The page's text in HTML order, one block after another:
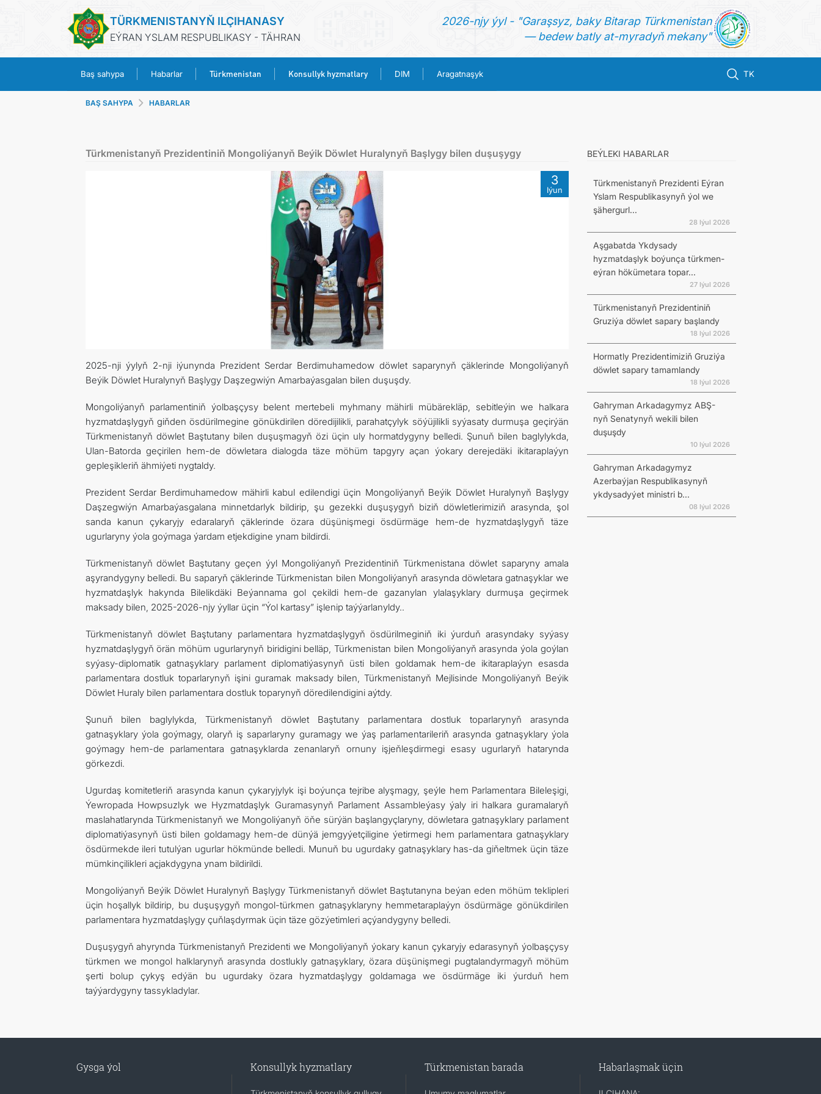
TÜRKMENISTANYŇ ILÇIHANASY
EÝRAN YSLAM RESPUBLIKASY - TÄHRAN
2026-njy ýyl - "Garaşsyz, baky Bitarap Türkmenistan
— bedew batly at-myradyň mekany"
Baş sahypa Habarlar Türkmenistan Konsullyk hyzmatlary DIM Aragatnaşyk TK
TÜRKMENISTAN
KONSULLYK HYZMATLARY
ARAGATNAŞYK
BAŞ SAHYPA HABARLAR
Türkmenistanyň Prezidentiniň Mongoliýanyň Beýik Döwlet Huralynyň Başlygy bilen duşuşygy
3
Iýun
2025-nji ýylyň 2-nji iýunynda Prezident Serdar Berdimuhamedow döwlet saparynyň çäklerinde Mongoliýanyň
Beýik Döwlet Huralynyň Başlygy Daşzegwiýn Amarbaýasgalan bilen duşuşdy.
Mongoliýanyň parlamentiniň ýolbaşçysy belent mertebeli myhmany mähirli mübärekläp, sebitleýin we halkara
hyzmatdaşlygyň giňden ösdürilmegine gönükdirilen döredijilikli, parahatçylyk söýüjilikli syýasaty durmuşa geçirýän
Türkmenistanyň döwlet Baştutany bilen duşuşmagyň özi üçin uly hormatdygyny belledi. Şunuň bilen baglylykda,
Ulan-Batorda geçirilen hem-de döwletara dialogda täze möhüm tapgyry açan ýokary derejedäki ikitaraplaýyn
gepleşikleriň ähmiýeti nygtaldy.
Prezident Serdar Berdimuhamedow mähirli kabul edilendigi üçin Mongoliýanyň Beýik Döwlet Huralynyň Başlygy
Daşzegwiýn Amarbaýasgalana minnetdarlyk bildirip, şu gezekki duşuşygyň biziň döwletlerimiziň arasynda, şol
sanda kanun çykaryjy edaralaryň çäklerinde özara düşünişmegi ösdürmäge hem-de hyzmatdaşlygyň täze
ugurlaryny ýola goýmaga ýardam etjekdigine ynam bildirdi.
Türkmenistanyň döwlet Baştutany geçen ýyl Mongoliýanyň Prezidentiniň Türkmenistana döwlet saparyny amala
aşyrandygyny belledi. Bu saparyň çäklerinde Türkmenistan bilen Mongoliýanyň arasynda döwletara gatnaşyklar we
hyzmatdaşlyk hakynda Bilelikdäki Beýannama gol çekildi hem-de gazanylan ylalaşyklary durmuşa geçirmek
maksady bilen, 2025-2026-njy ýyllar üçin “Ýol kartasy” işlenip taýýarlanyldy..
Türkmenistanyň döwlet Baştutany parlamentara hyzmatdaşlygyň ösdürilmeginiň iki ýurduň arasyndaky syýasy
hyzmatdaşlygyň örän möhüm ugurlarynyň biridigini belläp, Türkmenistan bilen Mongoliýanyň arasynda ýola goýlan
syýasy-diplomatik gatnaşyklary parlament diplomatiýasynyň üsti bilen goldamak hem-de ikitaraplaýyn esasda
parlamentara dostluk toparlarynyň işini guramak maksady bilen, Türkmenistanyň Mejlisinde Mongoliýanyň Beýik
Döwlet Huraly bilen parlamentara dostluk toparynyň döredilendigini aýtdy.
Şunuň bilen baglylykda, Türkmenistanyň döwlet Baştutany parlamentara dostluk toparlarynyň arasynda
gatnaşyklary ýola goýmagy, olaryň iş saparlaryny guramagy we ýaş parlamentarileriň arasynda gatnaşyklary ýola
goýmagy hem-de parlamentara gatnaşyklarda zenanlaryň ornuny işjeňleşdirmegi esasy ugurlaryň hatarynda
görkezdi.
Ugurdaş komitetleriň arasynda kanun çykaryjylyk işi boýunça tejribe alyşmagy, şeýle hem Parlamentara Bileleşigi,
Ýewropada Howpsuzlyk we Hyzmatdaşlyk Guramasynyň Parlament Assambleýasy ýaly iri halkara guramalaryň
maslahatlarynda Türkmenistanyň we Mongoliýanyň öňe sürýän başlangyçlaryny, döwletara gatnaşyklary parlament
diplomatiýasynyň üsti bilen goldamagy hem-de dünýä jemgyýetçiligine ýetirmegi hem parlamentara gatnaşyklary
ösdürmekde ileri tutulýan ugurlar hökmünde belledi. Munuň bu ugurdaky gatnaşyklary has-da giňeltmek üçin täze
mümkinçilikleri açjakdygyna ynam bildirildi.
Mongoliýanyň Beýik Döwlet Huralynyň Başlygy Türkmenistanyň döwlet Baştutanyna beýan eden möhüm teklipleri
üçin hoşallyk bildirip, bu duşuşygyň mongol-türkmen gatnaşyklaryny hemmetaraplaýyn ösdürmäge gönükdirilen
parlamentara hyzmatdaşlygy çuňlaşdyrmak üçin täze gözýetimleri açýandygyny belledi.
Duşuşygyň ahyrynda Türkmenistanyň Prezidenti we Mongoliýanyň ýokary kanun çykaryjy edarasynyň ýolbaşçysy
türkmen we mongol halklarynyň arasynda dostlukly gatnaşyklary, özara düşünişmegi pugtalandyrmagyň möhüm
şerti bolup çykyş edýän bu ugurdaky özara hyzmatdaşlygy goldamaga we ösdürmäge iki ýurduň hem
taýýardygyny tassykladylar.
BEÝLEKI HABARLAR
Türkmenistanyň Prezidenti Eýran
Yslam Respublikasynyň ýol we
şähergurl...
28 Iýul 2026
Aşgabatda Ykdysady
hyzmatdaşlyk boýunça türkmen-
eýran hökümetara topar...
27 Iýul 2026
Türkmenistanyň Prezidentiniň
Gruziýa döwlet sapary başlandy
18 Iýul 2026
Hormatly Prezidentimiziň Gruziýa
döwlet sapary tamamlandy
18 Iýul 2026
Gahryman Arkadagymyz ABŞ-
nyň Senatynyň wekili bilen
duşuşdy
10 Iýul 2026
Gahryman Arkadagymyz
Azerbaýjan Respublikasynyň
ykdysadyýet ministri b...
08 Iýul 2026
Gysga ýol Konsullyk hyzmatlary Türkmenistan barada Habarlaşmak üçin